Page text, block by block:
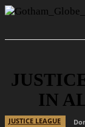
IN
JUSTICE LEAGUE